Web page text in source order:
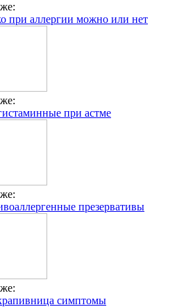
при аллергии можно или нет
при астме
презервативы
симптомы